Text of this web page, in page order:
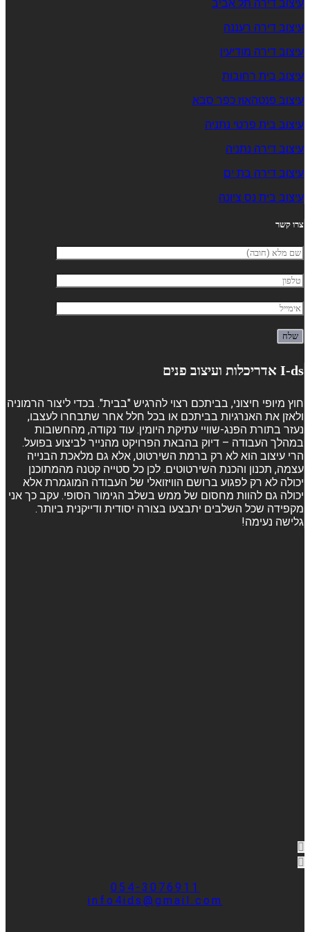
עיצוב דירה תל אביב
עיצוב דירה רעננה
עיצוב דירה מודיעין
עיצוב בית רחובות
עיצוב פנטהאוז כפר סבא
עיצוב בית פרטי נתניה
עיצוב דירה נתניה
עיצוב דירה בת ים
עיצוב בית נס ציונה
צרו קשר
I-ds אדריכלות ועיצוב פנים
חוץ מיופי חיצוני, בביתכם רצוי להרגיש "בבית". בכדי ליצור הרמוניה
ולאזן את האנרגיות בביתכם או בכל חלל אחר שתבחרו לעצבו,
נעזר בתורת הפנג-שוויי עתיקת היומין. עוד נקודה, מהחשובות
במהלך העבודה – דיוק בהבאת הפרויקט מהנייר לביצוע בפועל.
הרי עיצוב הוא לא רק ברמת השירטוט, אלא גם מלאכת הבנייה
עצמה, תכנון והכנת השירטוטים. לכן כל סטייה קטנה מהמתוכנן
יכולה לא רק לפגוע ברושם הוויזואלי של העבודה המוגמרת אלא
יכולה גם להוות מחסום של ממש בשלב הגימור הסופי. עקב כך אני
מקפידה שכל השלבים יתבצעו בצורה יסודית ודייקנית ביותר.
גלישה נעימה!
054-3076911
info4ids@gmail.com